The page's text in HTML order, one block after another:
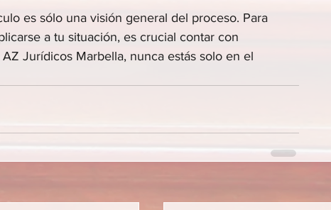
es sólo una visión general del proceso. Para
a tu situación, es crucial contar con
Jurídicos Marbella, nunca estás solo en el